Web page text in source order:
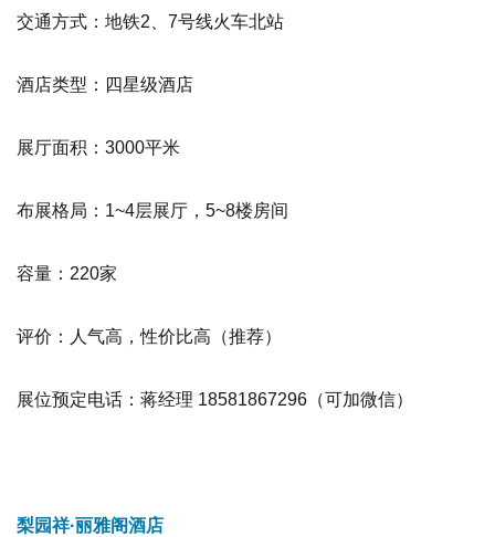
交通方式：地铁2、7号线火车北站
酒店类型：四星级酒店
展厅面积：3000平米
布展格局：1~4层展厅，5~8楼房间
容量：220家
评价：人气高，性价比高 （推荐）
展位预定电话：蒋经理 18581867296（可加微信）
梨园祥·丽雅阁酒店